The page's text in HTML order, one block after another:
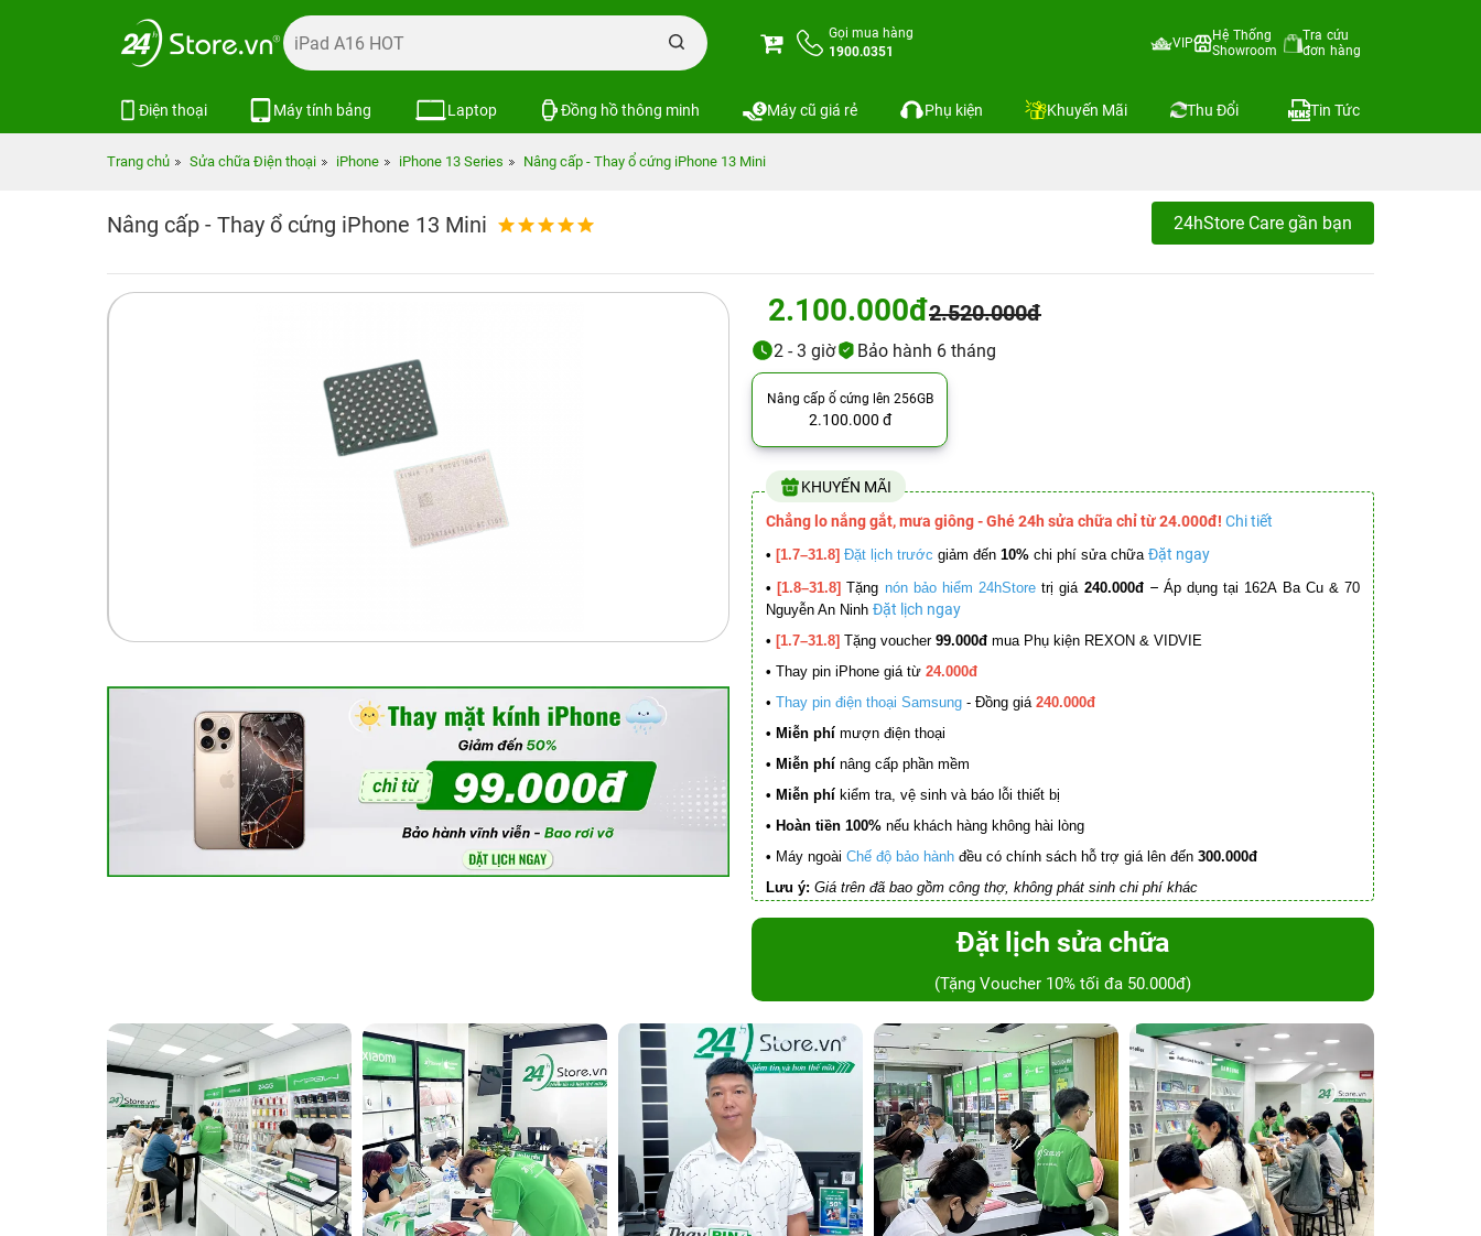
Gọi mua hàng
1900.0351
VIP
Hệ Thống
Showroom
Tra cứu
đơn hàng
Điện thoại Máy tính bảng Laptop Đồng hồ thông minh Máy cũ giá rẻ Phụ kiện Khuyến Mãi Thu Đổi Tin Tức
Trang chủ Sửa chữa Điện thoại iPhone iPhone 13 Series Nâng cấp - Thay ổ cứng iPhone 13 Mini
Nâng cấp - Thay ổ cứng iPhone 13 Mini 24hStore Care gần bạn
2.100.000đ2.520.000đ
2 - 3 giờ Bảo hành 6 tháng
Nâng cấp ổ cứng lên 256GB
2.100.000 đ
KHUYẾN MÃI
Chẳng lo nắng gắt, mưa giông - Ghé 24h sửa chữa chỉ từ 24.000đ! Chi tiết
• [1.7–31.8] Đặt lịch trước giảm đến 10% chi phí sửa chữa Đặt ngay
• [1.8–31.8] Tặng nón bảo hiểm 24hStore trị giá 240.000đ – Áp dụng tại 162A Ba Cu & 70
Nguyễn An Ninh Đặt lịch ngay
• [1.7–31.8] Tặng voucher 99.000đ mua Phụ kiện REXON & VIDVIE
• Thay pin iPhone giá từ 24.000đ
• Thay pin điện thoại Samsung - Đồng giá 240.000đ
• Miễn phí mượn điện thoại
• Miễn phí nâng cấp phần mềm
• Miễn phí kiểm tra, vệ sinh và báo lỗi thiết bị
• Hoàn tiền 100% nếu khách hàng không hài lòng
• Máy ngoài Chế độ bảo hành đều có chính sách hỗ trợ giá lên đến 300.000đ
Lưu ý: Giá trên đã bao gồm công thợ, không phát sinh chi phí khác
Đặt lịch sửa chữa
(Tặng Voucher 10% tối đa 50.000đ)